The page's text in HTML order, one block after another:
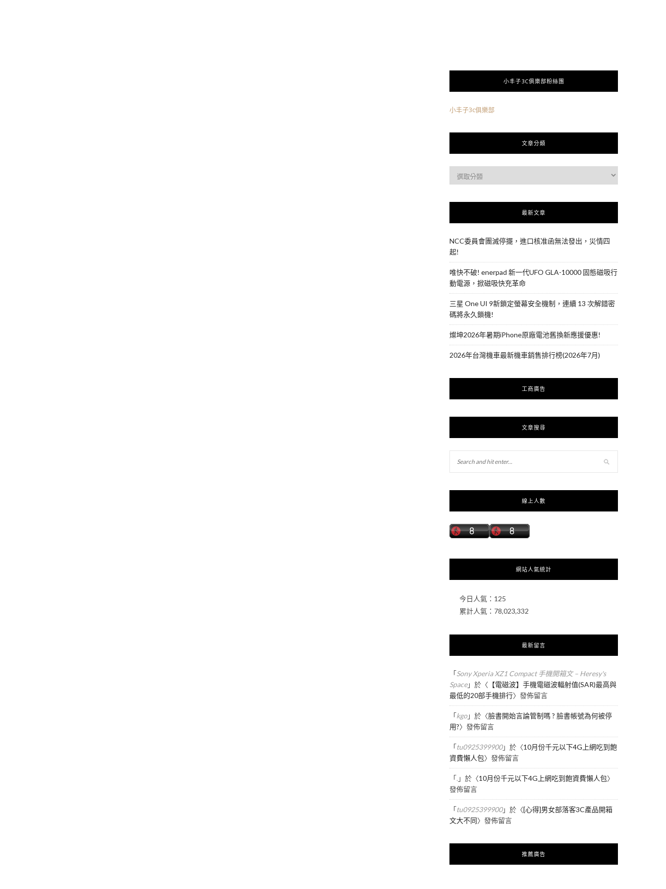
小丰子3C俱樂部粉絲團
小丰子3c俱樂部
文章分類
最新文章
NCC委員會團滅停擺，進口核准函無法發出，災情四
起!
唯快不破! enerpad 新一代UFO GLA-10000 固態磁吸行
動電源，掀磁吸快充革命
三星 One UI 9新鎖定螢幕安全機制，連續 13 次解錯密
碼將永久鎖機!
燦坤2026年暑期iPhone原廠電池舊換新應援優惠!
2026年台灣機車最新機車銷售排行榜(2026年7月)
工商廣告
文章搜尋
線上人數
網站人氣統計
今日人氣： 125
累計人氣： 78,023,332
最新留言
「Sony Xperia XZ1 Compact 手機開箱文 – Heresy's
Space」於〈 【電磁波】手機電磁波輻射值(SAR)最高與
最低的20部手機排行〉發佈留言
「kgo」於〈臉書開始言論管制嗎 ? 臉書帳號為何被停
用?〉發佈留言
「tu0925399900」於〈10月份千元以下4G上網吃到飽
資費懶人包〉發佈留言
「.」於〈10月份千元以下4G上網吃到飽資費懶人包〉
發佈留言
「tu0925399900」於〈[心得]男女部落客3C產品開箱
文大不同〉發佈留言
推薦廣告